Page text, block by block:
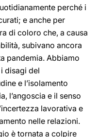
perché i
e anche per
di coloro che, a causa
subivano ancora
pandemia. Abbiamo
disagi del
e l’isolamento
l’angoscia e il senso
lavorativa e
nelle relazioni.
è tornata a colpire